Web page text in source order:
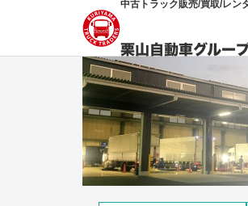
中古トラック販売/買取/レン